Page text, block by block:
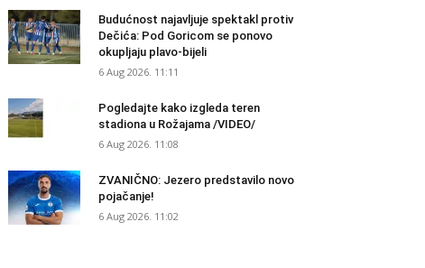
Budućnost najavljuje spektakl protiv
Dečića: Pod Goricom se ponovo
okupljaju plavo-bijeli
6 Aug 2026. 11:11
Pogledajte kako izgleda teren
stadiona u Rožajama /VIDEO/
6 Aug 2026. 11:08
ZVANIČNO: Jezero predstavilo novo
pojačanje!
6 Aug 2026. 11:02